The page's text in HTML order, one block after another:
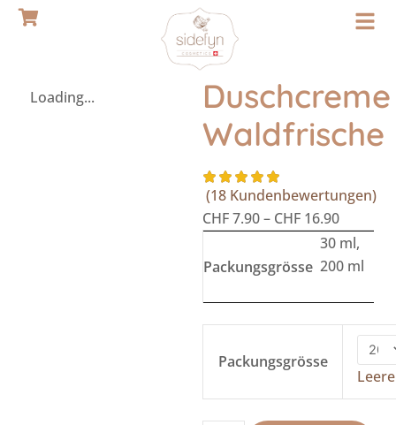
Zum
Loading...
Duschcreme
Waldfrische
(18 Kundenbewertungen)
CHF7.90– CHF 16.90
Packungsgrösse
30 ml,
200 ml
Packungsgrösse
Waldfrische